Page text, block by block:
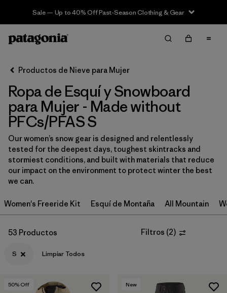
Sale — Up to 40% Off Past-Season Clothing & Gear
Filter & Sort Limpiar Todos
Ordenar Por
Filtrar por
Category
Filtrar por
Price
Filtrar por
Size
Filtrar por
Color
Productos de Nieve para Mujer
Ropa de Esquí y Snowboard
para Mujer - Made without
PFCs/PFAS S
Our women’s snow gear is designed and relentlessly
tested for the deepest days, toughest skintracks and
stormiest conditions, and built with materials that reduce
our impact on the environment to protect winter the best
we can.
Women's Freeride Kit Esquí de Montaña All Mountain
53 Productos Filtros (2)
S Limpiar Todos
50% Off New